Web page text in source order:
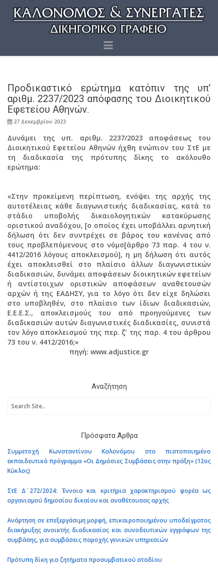
Προδικαστικό ερώτημα κατόπιν της υπ’
αριθμ. 2237/2023 απόφασης του Διοικητικού
Εφετείου Αθηνών.
27 Δεκεμβρίου 2023
Δυνάμει της υπ. αριθμ. 2237/2023 αποφάσεως του
Διοικητικού Εφετείου Αθηνών ήχθη ενώπιον του ΣτΕ με
τη διαδικασία της πρότυπης δίκης το ακόλουθο
ερώτημα:
«Στην προκείμενη περίπτωση, ενόψει της αρχής της
αυτοτέλειας κάθε διαγωνιστικής διαδικασίας, κατά το
στάδιο υποβολής δικαιολογητικών κατακύρωσης
οριστικού αναδόχου, [ο οποίος έχει υποβάλλει αρνητική
δήλωση ότι δεν συντρέχει σε βάρος του κανένας από
τους προβλεπόμενους στο νόμο[άρθρο 73 παρ. 4 του ν.
4412/2016 λόγους αποκλεισμού], η μη δήλωση ότι αυτός
έχει αποκλεισθεί στο πλαίσιο άλλων διαγωνιστικών
διαδικασιών, δυνάμει αποφάσεων διοικητικών εφετείων
ή αντίστοιχων οριστικών αποφάσεων αναθετουσών
αρχών ή της ΕΑΔΗΣΥ, για το λόγο ότι δεν είχε δηλώσει
στο υποβληθέν, στο πλαίσιο των ίδιων διαδικασιών,
Ε.Ε.Ε.Σ., αποκλεισμούς του από προηγούμενες των
διαδικασιών αυτών διαγωνιστικές διαδικασίες, συνιστά
τον λόγο αποκλεισμού της περ. ζ’ της παρ. 4 του άρθρου
73 του ν. 4412/2016;»
πηγή: www.adjustice.gr
Αναζήτηση
Πρόσφατα Άρθρα
Συμμετοχή Κωνσταντίνου Καλονόμου στο πιστοποιημένο
εκπαιδευτικό πρόγραμμα «Οι Δημόσιες Συμβάσεις στην πράξη» (12ος
Κύκλος)
ΣτΕ Δ΄ 272/2024: Έννοια και κριτήρια χαρακτηρισμού φορέα ως
οργανισμού δημοσίου δικαίου και αναθέτουσας αρχής
Ανάρτηση σε επεξεργάσιμη μορφή, επικαιροποιημένου υποδείγματος
διακήρυξης ανοικτής διαδικασίας και συνοδευτικών εγγράφων της
συμβάσης, για συμβάσεις παροχής γενικών υπηρεσιών
Πρότυπη δίκη για ζητήματα προσυμβατικού σταδίου